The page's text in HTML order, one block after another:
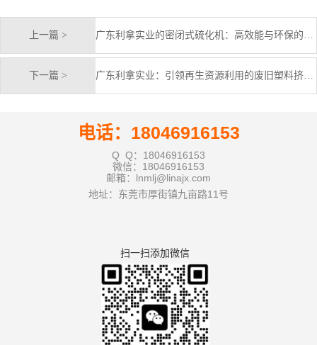
上一篇 >
下一篇 > 广东利拿实业：引领再生资源利用的废旧塑料挤出造粒机革新
电话：18046916153
Q Q：18046916153
微信：18046916153
邮箱：lnmlj@linajx.com
地址：东莞市厚街镇九亩路11号
扫一扫添加微信